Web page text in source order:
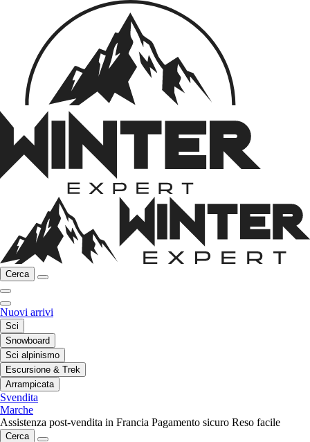
Cerca
Nuovi arrivi
Sci
Snowboard
Sci alpinismo
Escursione & Trek
Arrampicata
Svendita
Marche
Assistenza post-vendita in Francia Pagamento sicuro Reso facile
Cerca